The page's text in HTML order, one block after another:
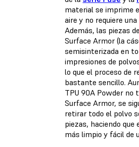
material se imprime
aire y no requiere
Además, las piezas
Surface Armor (la
semisinterizada en
impresiones de
lo que el proceso de
bastante sencillo.
TPU 90A Powder no
Surface Armor, se
retirar todo el polvo
piezas, haciendo que
más limpio y fácil de